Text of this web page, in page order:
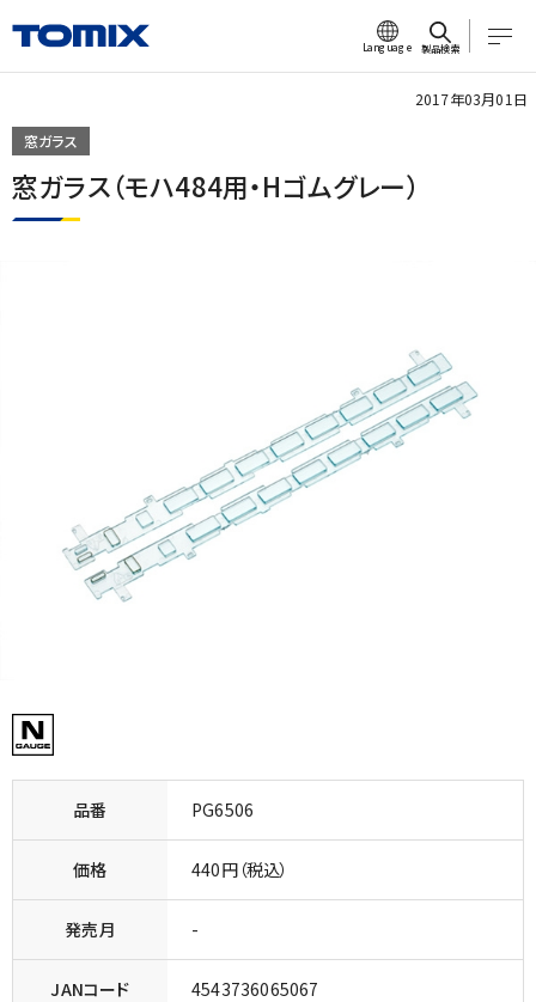
Language 製品検索
窓ガラス
窓ガラス（モハ484用・Hゴムグレー）
2017年03月01日
品番 PG6506
価格 440円（税込）
発売月 -
JANコード 4543736065067